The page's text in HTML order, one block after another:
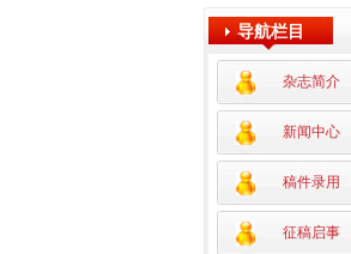
导航栏目
杂志简介
新闻中心
稿件录用
征稿启事